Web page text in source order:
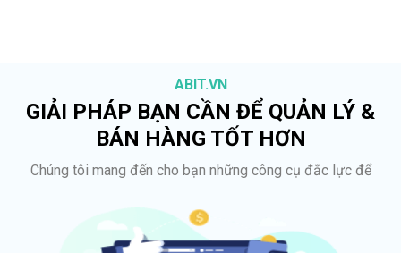
ABIT.VN
GIẢI PHÁP BẠN CẦN ĐỂ QUẢN LÝ &
BÁN HÀNG TỐT HƠN
Chúng tôi mang đến cho bạn những công cụ đắc lực để